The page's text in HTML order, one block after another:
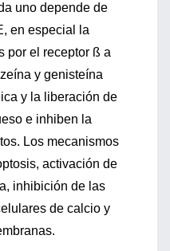
uno depende de
en especial la
por el receptor ß a
y genisteína
y la liberación de
e inhiben la
Los mecanismos
activación de
inhibición de las
de calcio y